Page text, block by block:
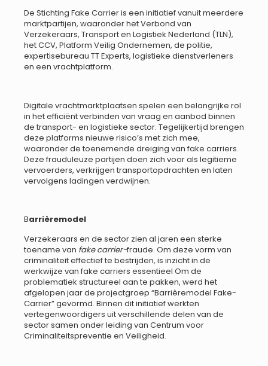
De Stichting Fake Carrier is een initiatief vanuit meerdere
marktpartijen, waaronder het Verbond van
Verzekeraars, Transport en Logistiek Nederland (TLN),
het CCV, Platform Veilig Ondernemen, de politie,
expertisebureau TT Experts, logistieke dienstverleners
en een vrachtplatform.
Digitale vrachtmarktplaatsen spelen een belangrijke rol
in het efficiënt verbinden van vraag en aanbod binnen
de transport- en logistieke sector. Tegelijkertijd brengen
deze platforms nieuwe risico’s met zich mee,
waaronder de toenemende dreiging van fake carriers.
Deze frauduleuze partijen doen zich voor als legitieme
vervoerders, verkrijgen transportopdrachten en laten
vervolgens ladingen verdwijnen.
Barrièremodel
Verzekeraars en de sector zien al jaren een sterke
toename van fake carrier-fraude. Om deze vorm van
criminaliteit effectief te bestrijden, is inzicht in de
werkwijze van fake carriers essentieel Om de
problematiek structureel aan te pakken, werd het
afgelopen jaar de projectgroep “Barrièremodel Fake-
Carrier” gevormd. Binnen dit initiatief werkten
vertegenwoordigers uit verschillende delen van de
sector samen onder leiding van Centrum voor
Criminaliteitspreventie en Veiligheid.